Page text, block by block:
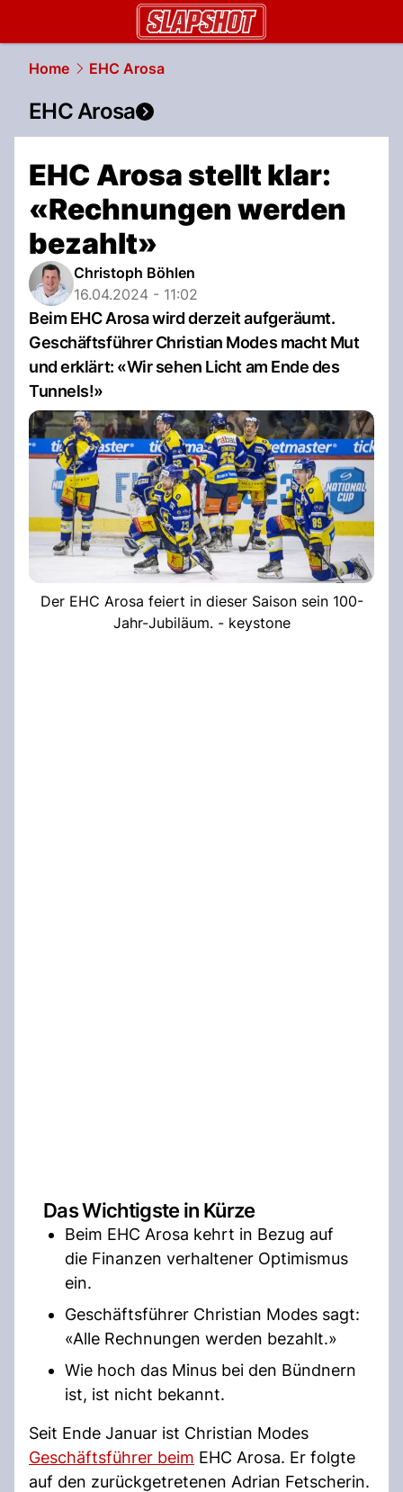
Home EHC Arosa
EHC Arosa
EHC Arosa stellt klar:
«Rechnungen werden
bezahlt»
Christoph Böhlen
16.04.2024 - 11:02
Beim EHC Arosa wird derzeit aufgeräumt.
Geschäftsführer Christian Modes macht Mut
und erklärt: «Wir sehen Licht am Ende des
Tunnels!»
Der EHC Arosa feiert in dieser Saison sein 100-
Jahr-Jubiläum. - keystone
Das Wichtigste in Kürze
Beim EHC Arosa kehrt in Bezug auf
die Finanzen verhaltener Optimismus
ein.
Geschäftsführer Christian Modes sagt:
«Alle Rechnungen werden bezahlt.»
Wie hoch das Minus bei den Bündnern
ist, ist nicht bekannt.
Seit Ende Januar ist Christian Modes
Geschäftsführer beim EHC Arosa. Er folgte
auf den zurückgetretenen Adrian Fetscherin.